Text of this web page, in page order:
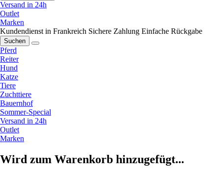
Versand in 24h
Outlet
Marken
Kundendienst in Frankreich Sichere Zahlung Einfache Rückgabe
Suchen
Pferd
Reiter
Hund
Katze
Tiere
Zuchttiere
Bauernhof
Sommer-Special
Versand in 24h
Outlet
Marken
Wird zum Warenkorb hinzugefügt...